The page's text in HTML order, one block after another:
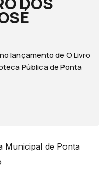
lançamento de O Livro
Pública de Ponta
Municipal de Ponta